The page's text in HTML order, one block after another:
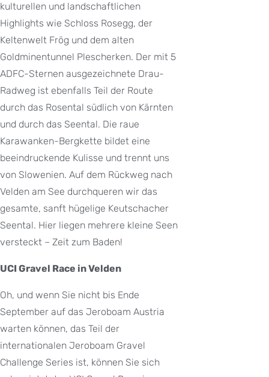
kulturellen und landschaftlichen
Highlights wie Schloss Rosegg, der
Keltenwelt Frög und dem alten
Goldminentunnel Plescherken. Der mit 5
ADFC-Sternen ausgezeichnete Drau-
Radweg ist ebenfalls Teil der Route
durch das Rosental südlich von Kärnten
und durch das Seental. Die raue
Karawanken-Bergkette bildet eine
beeindruckende Kulisse und trennt uns
von Slowenien. Auf dem Rückweg nach
Velden am See durchqueren wir das
gesamte, sanft hügelige Keutschacher
Seental. Hier liegen mehrere kleine Seen
versteckt – Zeit zum Baden!
UCI Gravel Race in Velden
Oh, und wenn Sie nicht bis Ende
September auf das Jeroboam Austria
warten können, das Teil der
internationalen Jeroboam Gravel
Challenge Series ist, können Sie sich